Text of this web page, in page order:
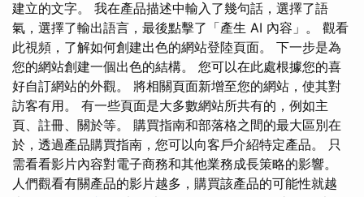
建立的文字。 我在產品描述中輸入了幾句話，選擇了語
氣，選擇了輸出語言，最後點擊了「產生 AI 內容」。 觀看
此視頻，了解如何創建出色的網站登陸頁面。 下一步是為
您的網站創建一個出色的結構。 您可以在此處根據您的喜
好自訂網站的外觀。 將相關頁面新增至您的網站，使其對
訪客有用。 有一些頁面是大多數網站所共有的，例如主
頁、註冊、關於等。 購買指南和部落格之間的最大區別在
於，透過產品購買指南，您可以向客戶介紹特定產品。 只
需看看影片內容對電子商務和其他業務成長策略的影響。
人們觀看有關產品的影片越多，購買該產品的可能性就越